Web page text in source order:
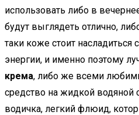
использовать либо в
будут выглядеть отлично,
таки коже стоит
энергии, и именно поэтому
крема, либо же всеми
средство на жидкой водяной
водичка, легкий флюид,